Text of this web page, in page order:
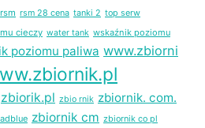
rsm 28 cena tanki 2 top serw
cieczy water tank wskaźnik poziomu
poziomu paliwa www.zbiorni
zbiorik.pl zbio rnik zbiornik. com.
zbiornik cm zbiornik co pl